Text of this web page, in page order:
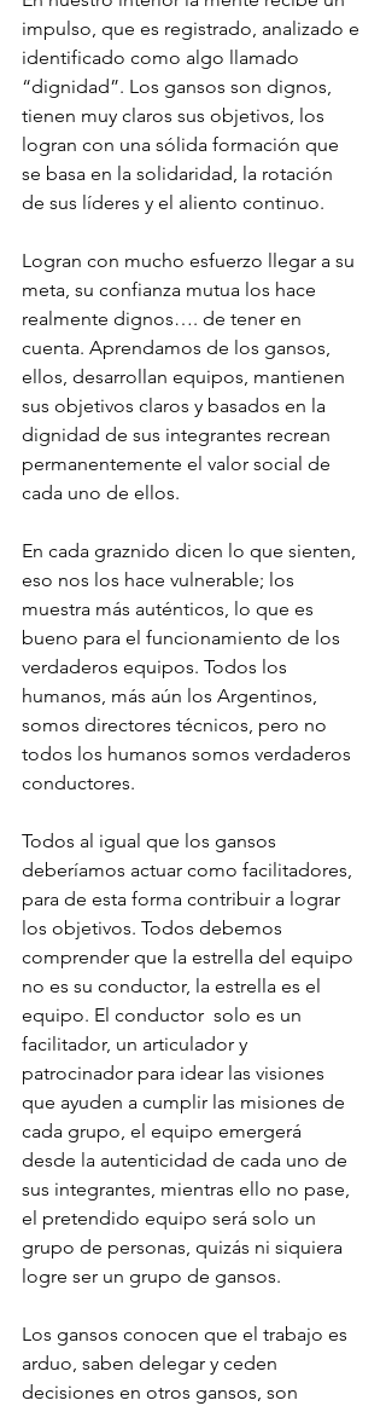
impulso, que es registrado, analizado e
identificado como algo llamado
“dignidad”. Los gansos son dignos,
tienen muy claros sus objetivos, los
logran con una sólida formación que
se basa en la solidaridad, la rotación
de sus líderes y el aliento continuo.
Logran con mucho esfuerzo llegar a su
meta, su confianza mutua los hace
realmente dignos…. de tener en
cuenta. Aprendamos de los gansos,
ellos, desarrollan equipos, mantienen
sus objetivos claros y basados en la
dignidad de sus integrantes recrean
permanentemente el valor social de
cada uno de ellos.
En cada graznido dicen lo que sienten,
eso nos los hace vulnerable; los
muestra más auténticos, lo que es
bueno para el funcionamiento de los
verdaderos equipos. Todos los
humanos, más aún los Argentinos,
somos directores técnicos, pero no
todos los humanos somos verdaderos
conductores.
Todos al igual que los gansos
deberíamos actuar como facilitadores,
para de esta forma contribuir a lograr
los objetivos. Todos debemos
comprender que la estrella del equipo
no es su conductor, la estrella es el
equipo. El conductor  solo es un
facilitador, un articulador y
patrocinador para idear las visiones
que ayuden a cumplir las misiones de
cada grupo, el equipo emergerá
desde la autenticidad de cada uno de
sus integrantes, mientras ello no pase,
el pretendido equipo será solo un
grupo de personas, quizás ni siquiera
logre ser un grupo de gansos.
Los gansos conocen que el trabajo es
arduo, saben delegar y ceden
decisiones en otros gansos, son